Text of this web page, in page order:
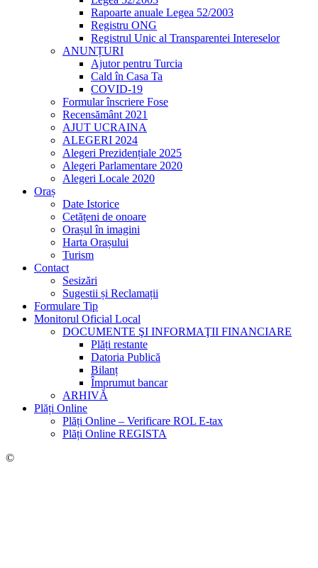
Rapoarte anuale Legea 52/2003
Registru ONG
Registrul Unic al Transparentei Intereselor
ANUNȚURI
Ajutor pentru Turcia
Cald în Casa Ta
COVID-19
Formular înscriere Fose
Recensământ 2021
AJUT UCRAINA
ALEGERI 2024
Alegeri Prezidențiale 2025
Alegeri Parlamentare 2020
Alegeri Locale 2020
Oraș
Date Istorice
Cetățeni de onoare
Orașul în imagini
Harta Orașului
Turism
Contact
Sesizări
Sugestii și Reclamații
Formulare Tip
Monitorul Oficial Local
DOCUMENTE ŞI INFORMAŢII FINANCIARE
Plăți restante
Datoria Publică
Bilanț
Împrumut bancar
ARHIVĂ
Plăți Online
Plăți Online – Verificare ROL E-tax
Plăți Online REGISTA
©